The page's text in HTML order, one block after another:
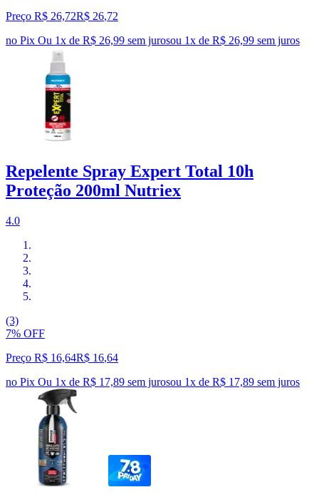
Preço R$ 26,72R$ 26,72
no Pix Ou 1x de R$ 26,99 sem jurosou 1x de R$ 26,99 sem juros
Repelente Spray Expert Total 10h
Proteção 200ml Nutriex
4.0
(3)
7% OFF
Preço R$ 16,64R$ 16,64
no Pix Ou 1x de R$ 17,89 sem jurosou 1x de R$ 17,89 sem juros